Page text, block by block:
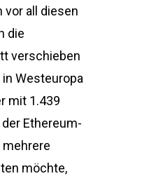
vor all diesen
die
verschieben
Westeuropa
mit 1.439
Ethereum-
mehrere
möchte,